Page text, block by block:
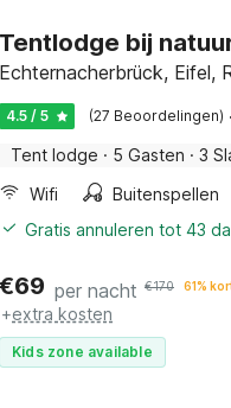
Tentlodge bij
Echternacherbrück, Eifel,
4.5 / 5 (27 Beoordelingen) ·
Tent lodge · 5 Gasten · 3
Wifi
Buitenspellen
Gratis annuleren tot 43
€69 per nacht €170 61%
+extra kosten
Kids zone available